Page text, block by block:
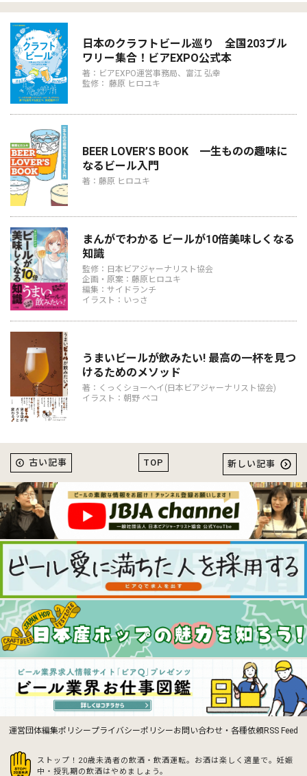
日本のクラフトビール巡り 全国203ブル
ワリー集合！ビアEXPO公式本
著：ビアEXPO運営事務局、富江 弘幸
監修： 藤原 ヒロユキ
BEER LOVER’S BOOK 一生ものの趣味に
なるビール入門
著：藤原 ヒロユキ
まんがでわかる ビールが10倍美味しくなる
知識
監修：日本ビアジャーナリスト協会
企画・原案：藤原ヒロユキ
編集：サイドランチ
イラスト：いっさ
うまいビールが飲みたい! 最高の一杯を見つ
けるためのメソッド
著：くっくショーヘイ(日本ビアジャーナリスト協会)
イラスト：朝野 ペコ
TOP
古い記事 新しい記事
運営団体編集ポリシープライバシーポリシーお問い合わせ・各種依頼RSS Feed
ストップ！20歳未満者の飲酒・飲酒運転。お酒は楽しく適量で。 妊娠
中・授乳期の飲酒はやめましょう。